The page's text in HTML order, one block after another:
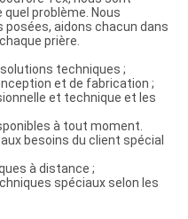
problème. Nous
aidons chacun dans
prière.
techniques ;
et de fabrication ;
et technique et les
à tout moment.
besoins du client spécial
à distance ;
spéciaux selon les